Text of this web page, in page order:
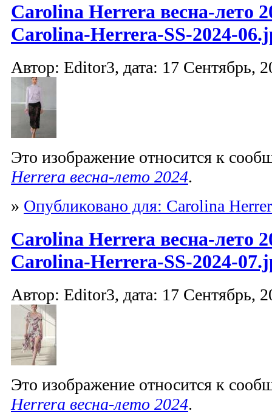
Carolina Herrera весна-лето
Carolina-Herrera-SS-2024-
Автор: Editor3, дата: 17 Сентябрь,
Это изображение относится к
Herrera весна-лето 2024.
» Опубликовано для: Carolina
Carolina Herrera весна-лето
Carolina-Herrera-SS-2024-
Автор: Editor3, дата: 17 Сентябрь,
Это изображение относится к
Herrera весна-лето 2024.